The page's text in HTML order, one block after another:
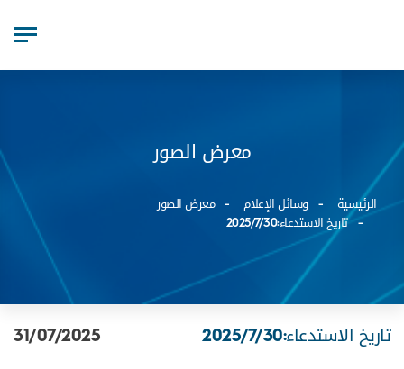
معرض الصور
الرئيسية وسائل الإعلام
معرض الصور
تاريخ الاستدعاء:2025/7/30
تاريخ الاستدعاء:2025/7/30 31/07/2025